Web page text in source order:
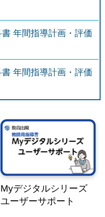
年間指導計画・評価
年間指導計画・評価
Myデジタルシリーズ
ユーザーサポート